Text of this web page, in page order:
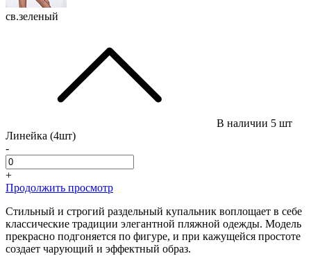
св.зеленый
В наличии 5 шт
Линейка (4шт)
-
+
Продолжить просмотр
Стильный и строгий раздельный купальник воплощает в себе
классические традиции элегантной пляжной одежды. Модель
прекрасно подгоняется по фигуре, и при кажущейся простоте
создает чарующий и эффектный образ.